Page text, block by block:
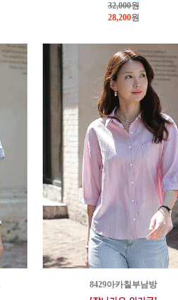
32,000원
28,200원
8429아카칠부남방